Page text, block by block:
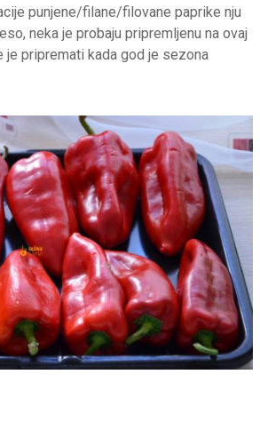
punjene/filane/filovane paprike nju
neka je probaju pripremljenu na ovaj
je pripremati kada god je sezona